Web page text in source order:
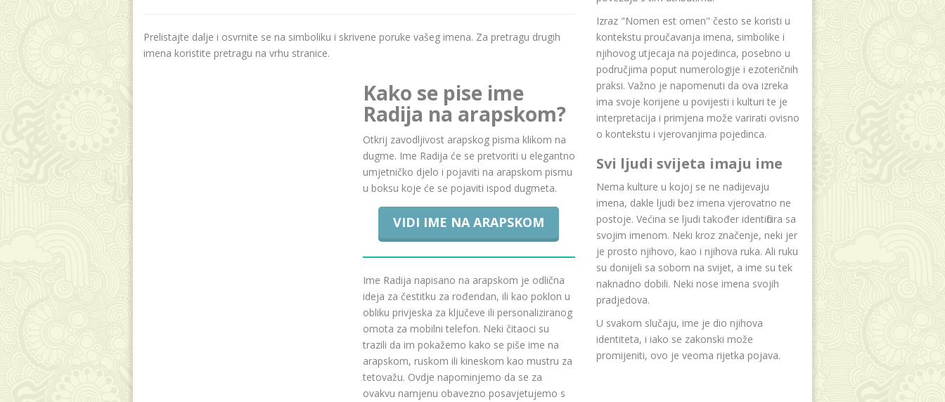
Prelistajte dalje i osvrnite se na simboliku i skrivene poruke vašeg imena. Za pretragu drugih
imena koristite pretragu na vrhu stranice.
Kako se pise ime
Radija na arapskom?
Otkrij zavodljivost arapskog pisma klikom na
dugme. Ime Radija će se pretvoriti u elegantno
umjetničko djelo i pojaviti na arapskom pismu
u boksu koje će se pojaviti ispod dugmeta.
VIDI IME NA ARAPSKOM
Ime Radija napisano na arapskom je odlična
ideja za čestitku za rođendan, ili kao poklon u
obliku privjeska za ključeve ili personaliziranog
omota za mobilni telefon. Neki čitaoci su
trazili da im pokažemo kako se piše ime na
arapskom, ruskom ili kineskom kao mustru za
tetovažu. Ovdje napominjemo da se za
ovakvu namjenu obavezno posavjetujemo s
Izraz "Nomen est omen" često se koristi u
kontekstu proučavanja imena, simbolike i
njihovog utjecaja na pojedinca, posebno u
područjima poput numerologije i ezoteričnih
praksi. Važno je napomenuti da ova izreka
ima svoje korijene u povijesti i kulturi te je
interpretacija i primjena može varirati ovisno
o kontekstu i vjerovanjima pojedinca.
Svi ljudi svijeta imaju ime
Nema kulture u kojoj se ne nadijevaju
imena, dakle ljudi bez imena vjerovatno ne
postoje. Većina se ljudi također identificira sa
svojim imenom. Neki kroz značenje, neki jer
je prosto njihovo, kao i njihova ruka. Ali ruku
su donijeli sa sobom na svijet, a ime su tek
naknadno dobili. Neki nose imena svojih
pradjedova.
U svakom slučaju, ime je dio njihova
identiteta, i iako se zakonski može
promijeniti, ovo je veoma rijetka pojava.